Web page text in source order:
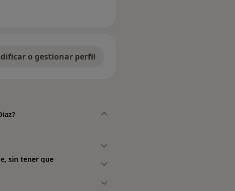
o gestionar perfil
sin tener que